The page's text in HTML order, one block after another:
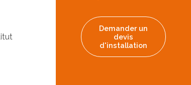
Demander un
devis
d'installation